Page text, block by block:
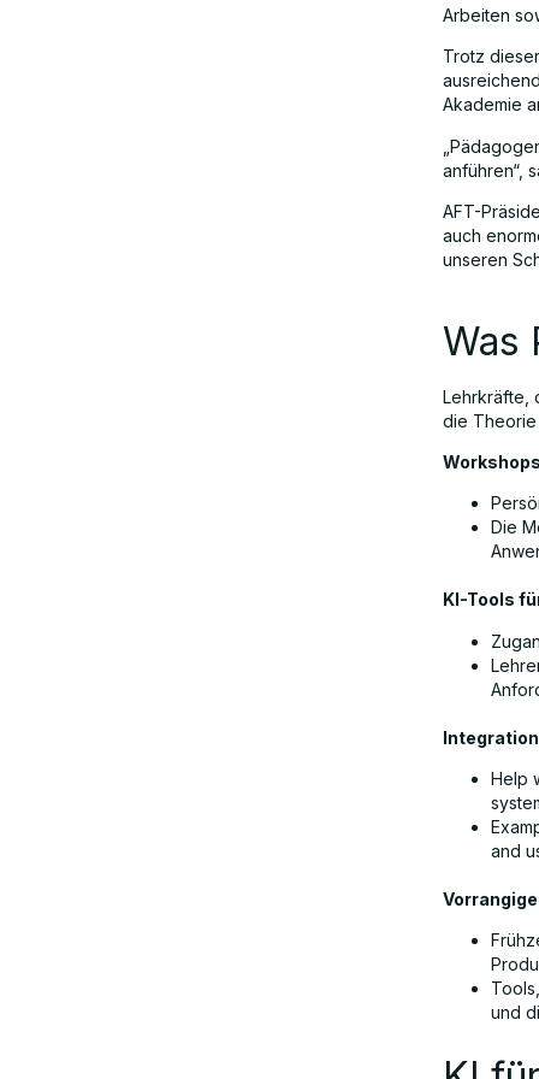
Arbeiten
Trotz
Akademie
anführen“,
AFT-
auch
unseren
Was
Lehrkräfte,
die Theorie
Die
KI-Tools
Help
and
und